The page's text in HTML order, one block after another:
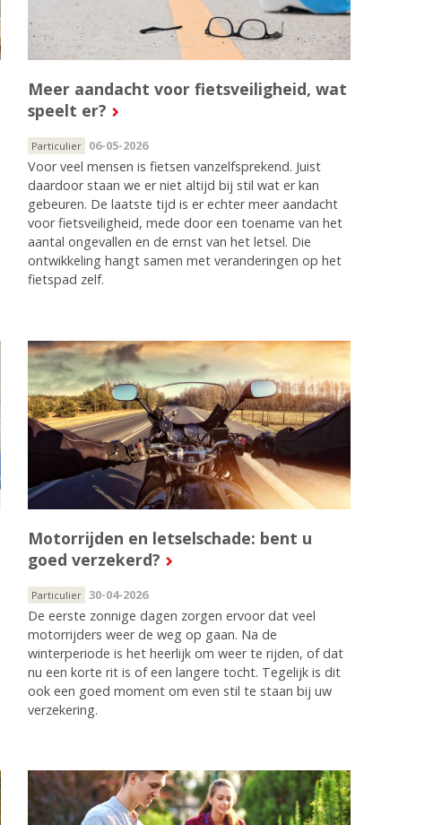
Meer aandacht voor fietsveiligheid, wat
speelt er?
Particulier 06-05-2026
Voor veel mensen is fietsen vanzelfsprekend. Juist
daardoor staan we er niet altijd bij stil wat er kan
gebeuren. De laatste tijd is er echter meer aandacht
voor fietsveiligheid, mede door een toename van het
aantal ongevallen en de ernst van het letsel. Die
ontwikkeling hangt samen met veranderingen op het
fietspad zelf.
Motorrijden en letselschade: bent u
goed verzekerd?
Particulier 30-04-2026
De eerste zonnige dagen zorgen ervoor dat veel
motorrijders weer de weg op gaan. Na de
winterperiode is het heerlijk om weer te rijden, of dat
nu een korte rit is of een langere tocht. Tegelijk is dit
ook een goed moment om even stil te staan bij uw
verzekering.